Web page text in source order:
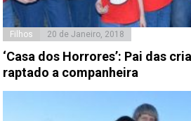
Filhos 20 de Janeiro, 2018
‘Casa dos Horrores’: Pai das
raptado a companheira